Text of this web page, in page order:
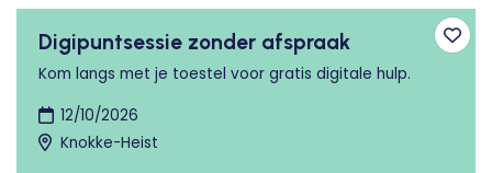
Digipuntsessie zonder afspraak
Kom langs met je toestel voor gratis digitale hulp.
12/10/2026
Knokke-Heist